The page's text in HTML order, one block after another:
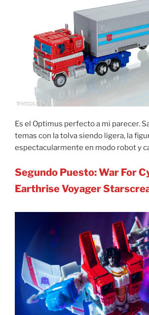
Es el Optimus perfecto a mi parecer.
temas con la tolva siendo ligera, la
espectacularmente en modo robot y
Segundo Puesto: War For
Earthrise Voyager